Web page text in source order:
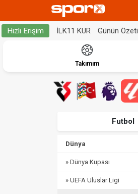
Hızlı Erişim İLK11 KUR Günün Özeti
Takımım
Futbol
Dünya
» Dünya Kupası
» UEFA Uluslar Ligi